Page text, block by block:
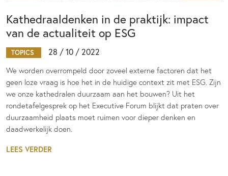
Kathedraaldenken in de praktijk: impact
van de actualiteit op ESG
TOPICS 28 / 10 / 2022
We worden overrompeld door zoveel externe factoren dat het
geen loze vraag is hoe het in de huidige context zit met ESG. Zijn
we onze kathedralen duurzaam aan het bouwen? Uit het
rondetafelgesprek op het Executive Forum blijkt dat praten over
duurzaamheid plaats moet ruimen voor dieper denken en
daadwerkelijk doen.
LEES VERDER